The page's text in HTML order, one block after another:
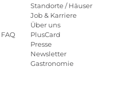
Standorte / Häuser
Job & Karriere
Über uns
PlusCard
Presse
Newsletter
Gastronomie